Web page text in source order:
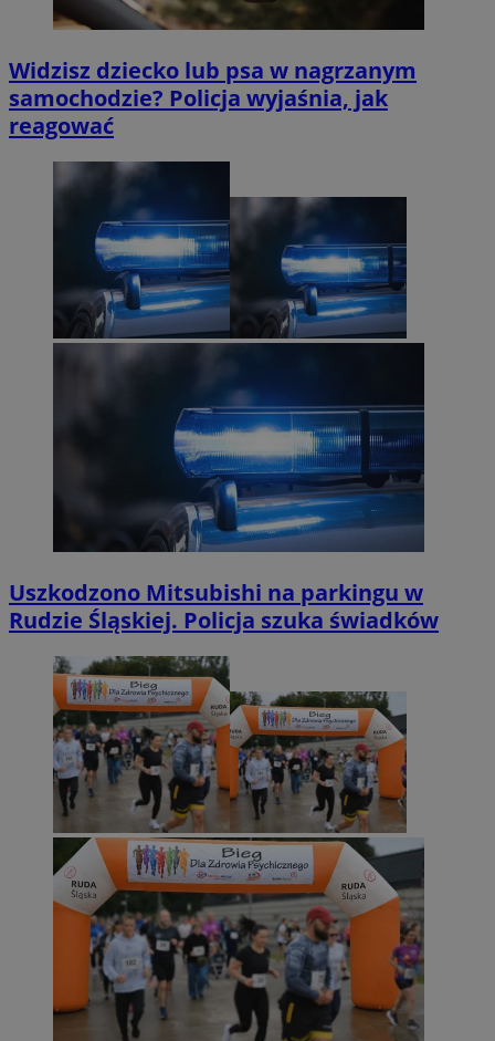
Widzisz dziecko lub psa w nagrzanym
samochodzie? Policja wyjaśnia, jak
reagować
Uszkodzono Mitsubishi na parkingu w
Rudzie Śląskiej. Policja szuka świadków